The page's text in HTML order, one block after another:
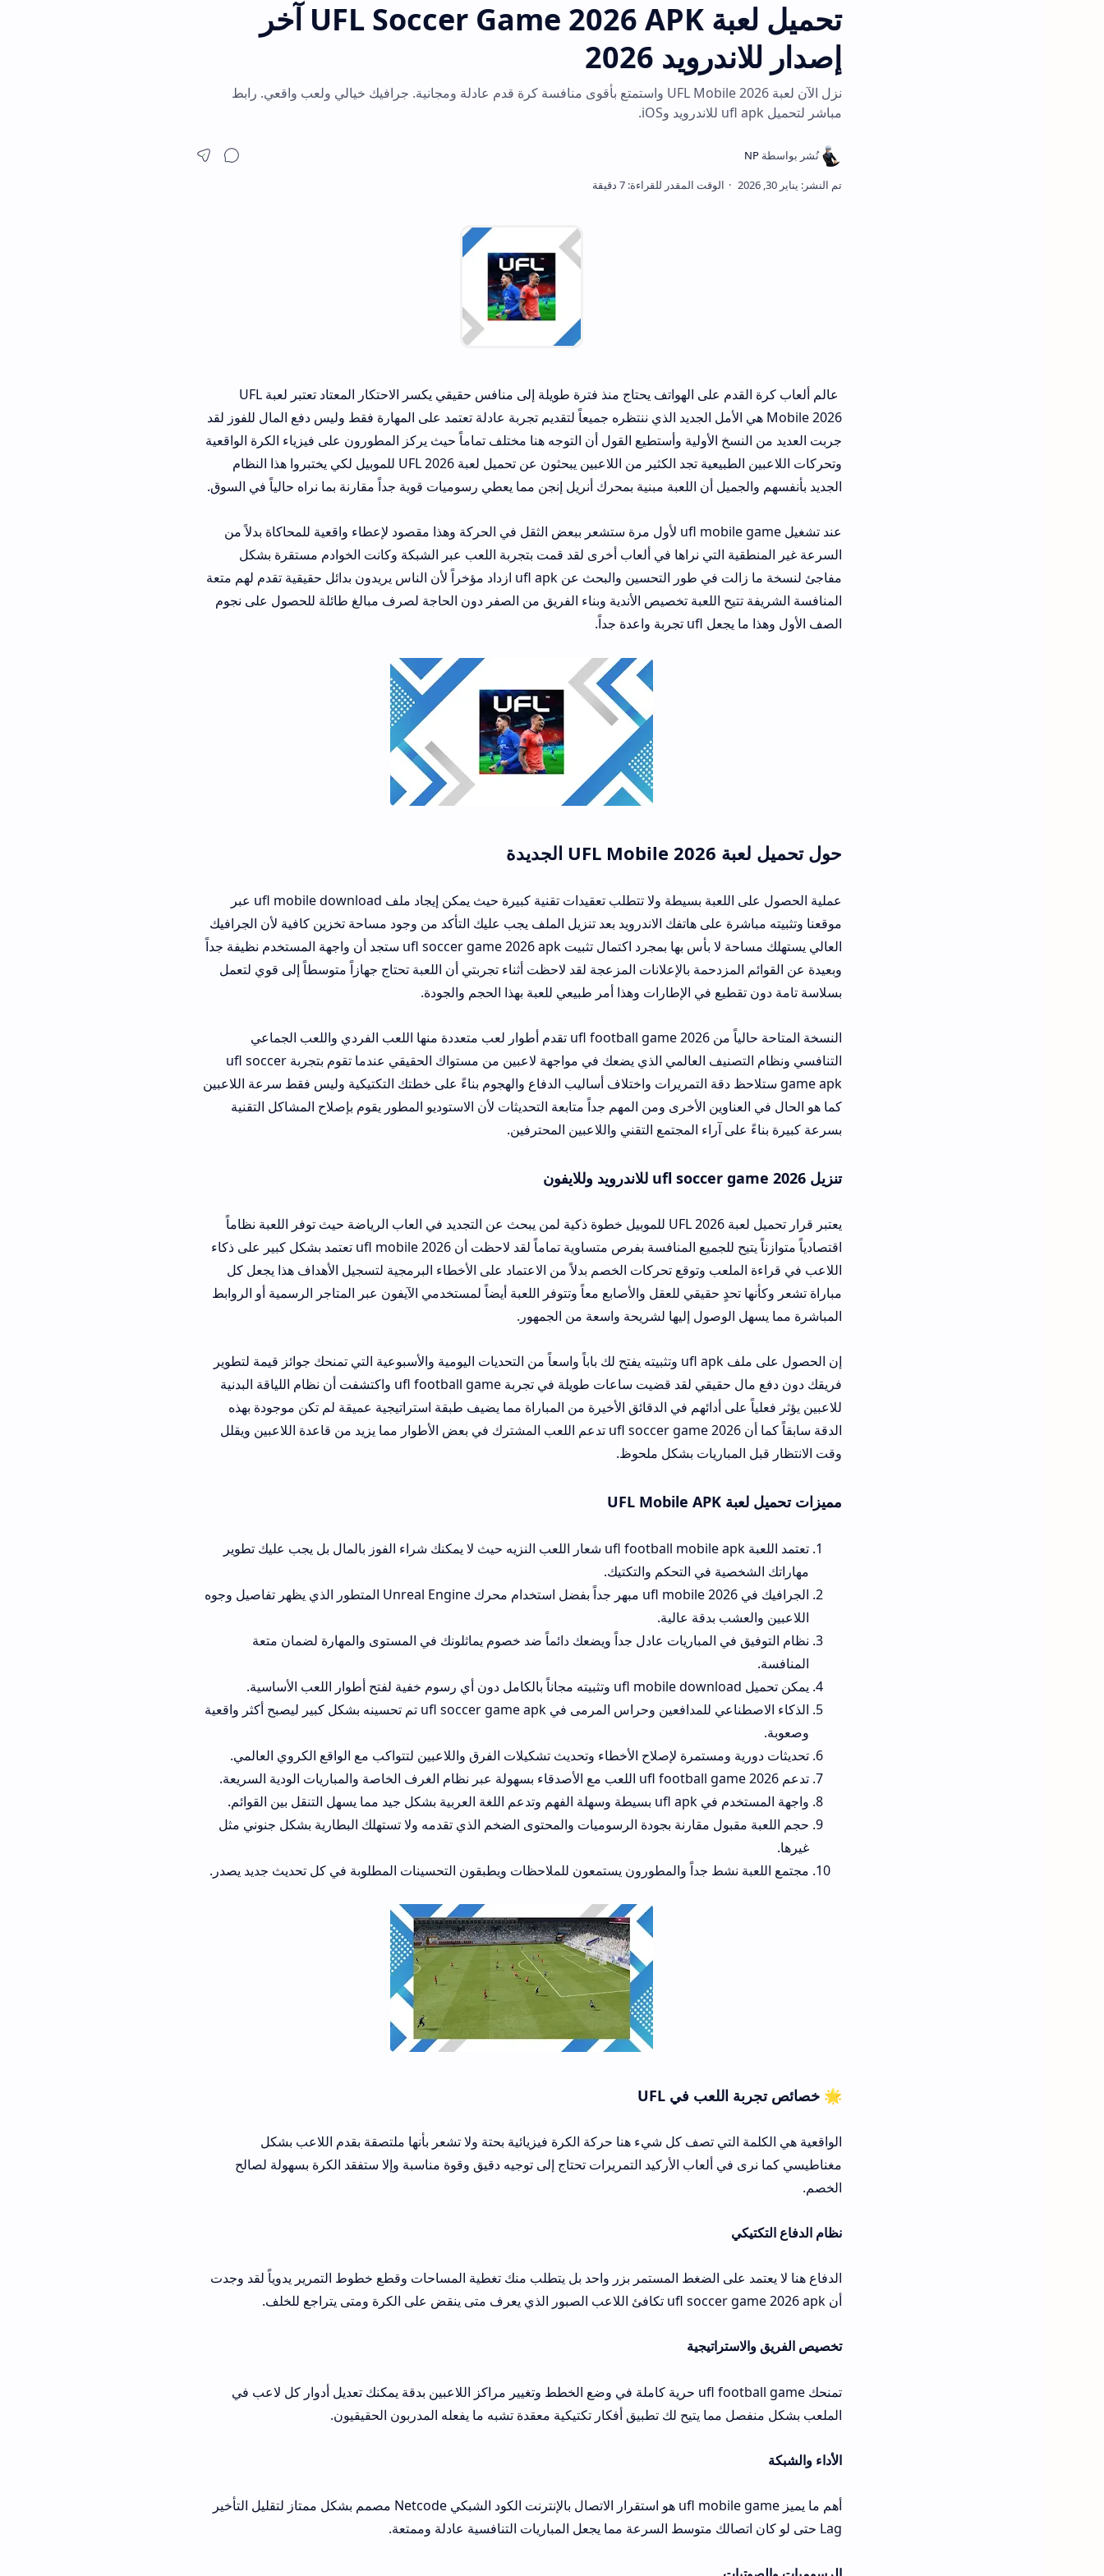
تحميل لعبة UFL Soccer Game 2026 APK آخر
إصدار للاندرويد 2026
نزل الآن لعبة UFL Mobile 2026 واستمتع بأقوى منافسة كرة قدم عادلة ومجانية. جرافيك خيالي ولعب واقعي. رابط
مباشر لتحميل ufl apk للاندرويد وiOS.
عالم ألعاب كرة القدم على الهواتف يحتاج منذ فترة طويلة إلى منافس حقيقي يكسر الاحتكار المعتاد تعتبر لعبة UFL
Mobile 2026 هي الأمل الجديد الذي ننتظره جميعاً لتقديم تجربة عادلة تعتمد على المهارة فقط وليس دفع المال للفوز لقد
جربت العديد من النسخ الأولية وأستطيع القول أن التوجه هنا مختلف تماماً حيث يركز المطورون على فيزياء الكرة الواقعية
وتحركات اللاعبين الطبيعية تجد الكثير من اللاعبين يبحثون عن تحميل لعبة UFL 2026 للموبيل لكي يختبروا هذا النظام
الجديد بأنفسهم والجميل أن اللعبة مبنية بمحرك أنريل إنجن مما يعطي رسوميات قوية جداً مقارنة بما نراه حالياً في السوق.
عند تشغيل ufl mobile game لأول مرة ستشعر ببعض الثقل في الحركة وهذا مقصود لإعطاء واقعية للمحاكاة بدلاً من
السرعة غير المنطقية التي نراها في ألعاب أخرى لقد قمت بتجربة اللعب عبر الشبكة وكانت الخوادم مستقرة بشكل
مفاجئ لنسخة ما زالت في طور التحسين والبحث عن ufl apk ازداد مؤخراً لأن الناس يريدون بدائل حقيقية تقدم لهم متعة
المنافسة الشريفة تتيح اللعبة تخصيص الأندية وبناء الفريق من الصفر دون الحاجة لصرف مبالغ طائلة للحصول على نجوم
الصف الأول وهذا ما يجعل ufl تجربة واعدة جداً.
حول تحميل لعبة UFL Mobile 2026 الجديدة
عملية الحصول على اللعبة بسيطة ولا تتطلب تعقيدات تقنية كبيرة حيث يمكن إيجاد ملف ufl mobile download عبر
موقعنا وتثبيته مباشرة على هاتفك الاندرويد بعد تنزيل الملف يجب عليك التأكد من وجود مساحة تخزين كافية لأن الجرافيك
العالي يستهلك مساحة لا بأس بها بمجرد اكتمال تثبيت ufl soccer game 2026 apk ستجد أن واجهة المستخدم نظيفة جداً
وبعيدة عن القوائم المزدحمة بالإعلانات المزعجة لقد لاحظت أثناء تجربتي أن اللعبة تحتاج جهازاً متوسطاً إلى قوي لتعمل
بسلاسة تامة دون تقطيع في الإطارات وهذا أمر طبيعي للعبة بهذا الحجم والجودة.
النسخة المتاحة حالياً من ufl football game 2026 تقدم أطوار لعب متعددة منها اللعب الفردي واللعب الجماعي
التنافسي ونظام التصنيف العالمي الذي يضعك في مواجهة لاعبين من مستواك الحقيقي عندما تقوم بتجربة ufl soccer
game apk ستلاحظ دقة التمريرات واختلاف أساليب الدفاع والهجوم بناءً على خطتك التكتيكية وليس فقط سرعة اللاعبين
كما هو الحال في العناوين الأخرى ومن المهم جداً متابعة التحديثات لأن الاستوديو المطور يقوم بإصلاح المشاكل التقنية
بسرعة كبيرة بناءً على آراء المجتمع التقني واللاعبين المحترفين.
تنزيل ufl soccer game 2026 للاندرويد وللايفون
يعتبر قرار تحميل لعبة UFL 2026 للموبيل خطوة ذكية لمن يبحث عن التجديد في العاب الرياضة حيث توفر اللعبة نظاماً
اقتصادياً متوازناً يتيح للجميع المنافسة بفرص متساوية تماماً لقد لاحظت أن ufl mobile 2026 تعتمد بشكل كبير على ذكاء
اللاعب في قراءة الملعب وتوقع تحركات الخصم بدلاً من الاعتماد على الأخطاء البرمجية لتسجيل الأهداف هذا يجعل كل
مباراة تشعر وكأنها تحدٍ حقيقي للعقل والأصابع معاً وتتوفر اللعبة أيضاً لمستخدمي الآيفون عبر المتاجر الرسمية أو الروابط
المباشرة مما يسهل الوصول إليها لشريحة واسعة من الجمهور.
إن الحصول على ملف ufl apk وتثبيته يفتح لك باباً واسعاً من التحديات اليومية والأسبوعية التي تمنحك جوائز قيمة لتطوير
فريقك دون دفع مال حقيقي لقد قضيت ساعات طويلة في تجربة ufl football game واكتشفت أن نظام اللياقة البدنية
للاعبين يؤثر فعلياً على أدائهم في الدقائق الأخيرة من المباراة مما يضيف طبقة استراتيجية عميقة لم تكن موجودة بهذه
الدقة سابقاً كما أن ufl soccer game 2026 تدعم اللعب المشترك في بعض الأطوار مما يزيد من قاعدة اللاعبين ويقلل
وقت الانتظار قبل المباريات بشكل ملحوظ.
مميزات تحميل لعبة UFL Mobile APK
تعتمد اللعبة ufl football mobile apk شعار اللعب النزيه حيث لا يمكنك شراء الفوز بالمال بل يجب عليك تطوير
مهاراتك الشخصية في التحكم والتكتيك.
الجرافيك في ufl mobile 2026 مبهر جداً بفضل استخدام محرك Unreal Engine المتطور الذي يظهر تفاصيل وجوه
اللاعبين والعشب بدقة عالية.
نظام التوفيق في المباريات عادل جداً ويضعك دائماً ضد خصوم يماثلونك في المستوى والمهارة لضمان متعة
المنافسة.
يمكن تحميل ufl mobile download وتثبيته مجاناً بالكامل دون أي رسوم خفية لفتح أطوار اللعب الأساسية.
الذكاء الاصطناعي للمدافعين وحراس المرمى في ufl soccer game apk تم تحسينه بشكل كبير ليصبح أكثر واقعية
وصعوبة.
تحديثات دورية ومستمرة لإصلاح الأخطاء وتحديث تشكيلات الفرق واللاعبين لتتواكب مع الواقع الكروي العالمي.
تدعم ufl football game 2026 اللعب مع الأصدقاء بسهولة عبر نظام الغرف الخاصة والمباريات الودية السريعة.
واجهة المستخدم في ufl apk بسيطة وسهلة الفهم وتدعم اللغة العربية بشكل جيد مما يسهل التنقل بين القوائم.
حجم اللعبة مقبول مقارنة بجودة الرسوميات والمحتوى الضخم الذي تقدمه ولا تستهلك البطارية بشكل جنوني مثل
غيرها.
مجتمع اللعبة نشط جداً والمطورون يستمعون للملاحظات ويطبقون التحسينات المطلوبة في كل تحديث جديد يصدر.
🌟 خصائص تجربة اللعب في UFL
الواقعية هي الكلمة التي تصف كل شيء هنا حركة الكرة فيزيائية بحتة ولا تشعر بأنها ملتصقة بقدم اللاعب بشكل
مغناطيسي كما نرى في ألعاب الأركيد التمريرات تحتاج إلى توجيه دقيق وقوة مناسبة وإلا ستفقد الكرة بسهولة لصالح
الخصم.
نظام الدفاع التكتيكي
الدفاع هنا لا يعتمد على الضغط المستمر بزر واحد بل يتطلب منك تغطية المساحات وقطع خطوط التمرير يدوياً لقد وجدت
أن ufl soccer game 2026 apk تكافئ اللاعب الصبور الذي يعرف متى ينقض على الكرة ومتى يتراجع للخلف.
تخصيص الفريق والاستراتيجية
تمنحك ufl football game حرية كاملة في وضع الخطط وتغيير مراكز اللاعبين بدقة يمكنك تعديل أدوار كل لاعب في
الملعب بشكل منفصل مما يتيح لك تطبيق أفكار تكتيكية معقدة تشبه ما يفعله المدربون الحقيقيون.
الأداء والشبكة
أهم ما يميز ufl mobile game هو استقرار الاتصال بالإنترنت الكود الشبكي Netcode مصمم بشكل ممتاز لتقليل التأخير
Lag حتى لو كان اتصالك متوسط السرعة مما يجعل المباريات التنافسية عادلة وممتعة.